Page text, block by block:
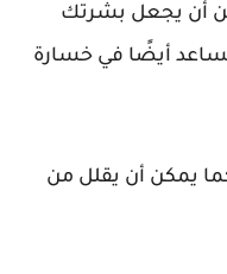
أن يجعل بشرتك
أيضًا في خسارة
يمكن أن يقلل من